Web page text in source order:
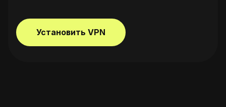
Установить VPN